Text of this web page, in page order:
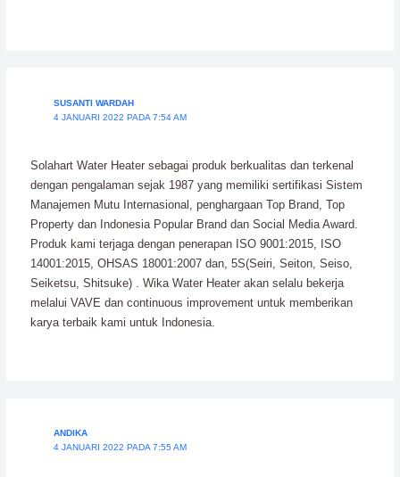
SUSANTI WARDAH
4 JANUARI 2022 PADA 7:54 AM
Solahart Water Heater sebagai produk berkualitas dan terkenal
dengan pengalaman sejak 1987 yang memiliki sertifikasi Sistem
Manajemen Mutu Internasional, penghargaan Top Brand, Top
Property dan Indonesia Popular Brand dan Social Media Award.
Produk kami terjaga dengan penerapan ISO 9001:2015, ISO
14001:2015, OHSAS 18001:2007 dan, 5S(Seiri, Seiton, Seiso,
Seiketsu, Shitsuke) . Wika Water Heater akan selalu bekerja
melalui VAVE dan continuous improvement untuk memberikan
karya terbaik kami untuk Indonesia.
ANDIKA
4 JANUARI 2022 PADA 7:55 AM